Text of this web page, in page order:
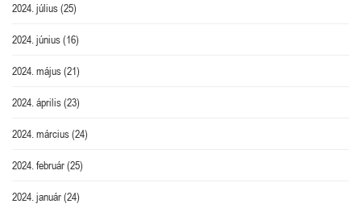
2024. július(25)
2024. június(16)
2024. május(21)
2024. április(23)
2024. március(24)
2024. február(25)
2024. január(24)